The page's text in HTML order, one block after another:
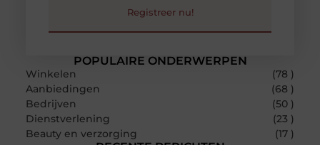
POPULAIRE ONDERWERPEN
Winkelen
(78 )
Aanbiedingen
(68 )
Bedrijven
(50 )
Dienstverlening
(23 )
Beauty en verzorging
(17 )
Registreer nu!